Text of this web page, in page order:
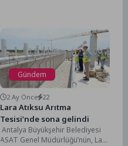
Gündem
2 Ay Önce 22
Lara Atıksu Arıtma
Tesisi’nde sona gelindi
Antalya Büyükşehir Belediyesi
ASAT Genel Müdürlüğü’nün, Lara